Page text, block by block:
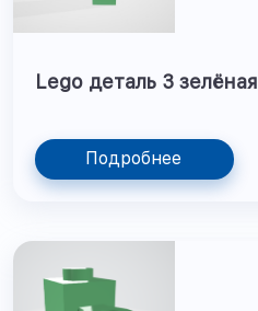
Lego деталь 3 зелёная
Подробнее